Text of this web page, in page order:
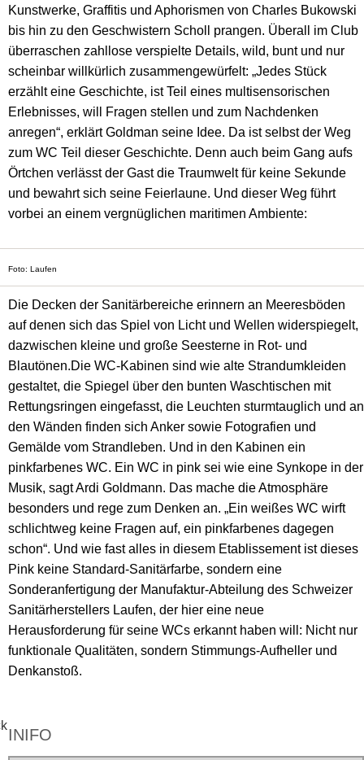
Kunstwerke, Graffitis und Aphorismen von Charles Bukowski
bis hin zu den Geschwistern Scholl prangen. Überall im Club
überraschen zahllose verspielte Details, wild, bunt und nur
scheinbar willkürlich zusammengewürfelt: „Jedes Stück
erzählt eine Geschichte, ist Teil eines multisensorischen
Erlebnisses, will Fragen stellen und zum Nachdenken
anregen“, erklärt Goldman seine Idee. Da ist selbst der Weg
zum WC Teil dieser Geschichte. Denn auch beim Gang aufs
Örtchen verlässt der Gast die Traumwelt für keine Sekunde
und bewahrt sich seine Feierlaune. Und dieser Weg führt
vorbei an einem vergnüglichen maritimen Ambiente:
Foto: Laufen
Die Decken der Sanitärbereiche erinnern an Meeresböden
auf denen sich das Spiel von Licht und Wellen widerspiegelt,
dazwischen kleine und große Seesterne in Rot- und
Blautönen.Die WC-Kabinen sind wie alte Strandumkleiden
gestaltet, die Spiegel über den bunten Waschtischen mit
Rettungsringen eingefasst, die Leuchten sturmtauglich und an
den Wänden finden sich Anker sowie Fotografien und
Gemälde vom Strandleben. Und in den Kabinen ein
pinkfarbenes WC. Ein WC in pink sei wie eine Synkope in der
Musik, sagt Ardi Goldmann. Das mache die Atmosphäre
besonders und rege zum Denken an. „Ein weißes WC wirft
schlichtweg keine Fragen auf, ein pinkfarbenes dagegen
schon“. Und wie fast alles in diesem Etablissement ist dieses
Pink keine Standard-Sanitärfarbe, sondern eine
Sonderanfertigung der Manufaktur-Abteilung des Schweizer
Sanitärherstellers Laufen, der hier eine neue
Herausforderung für seine WCs erkannt haben will: Nicht nur
funktionale Qualitäten, sondern Stimmungs-Aufheller und
Denkanstoß.
FOTO: LAUFEN
FOTO: LAUFEN
INIFO